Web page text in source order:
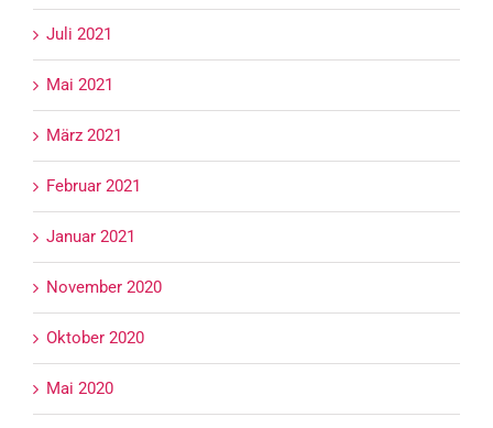
Juli 2021
Mai 2021
März 2021
Februar 2021
Januar 2021
November 2020
Oktober 2020
Mai 2020